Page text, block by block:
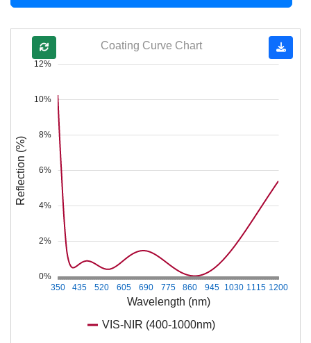
Wavelength (nm)
350 435 520 605 690 775 860 945 1030 1115 1200
0%
2%
4%
6%
8%
10%
12%
Reflection (%)
Coating Curve Chart
VIS-NIR (400-1000nm)